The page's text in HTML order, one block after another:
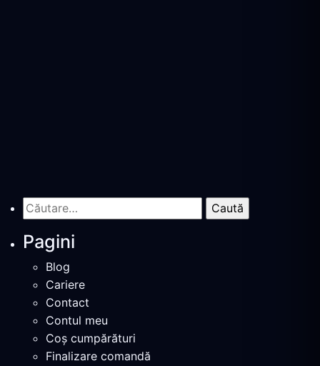
Caută
după:
Pagini
Blog
Cariere
Contact
Contul meu
Coș cumpărături
Finalizare comandă